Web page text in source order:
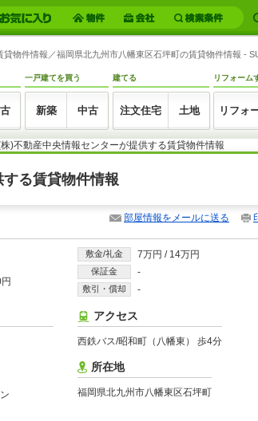
物件情報／福岡県北九州市八幡東区石坪町の賃貸物件情報 -
一戸建てを買う
新築 中古
建てる
注文住宅 土地
リフォーム
リフォ
)不動産中央情報センターが提供する賃貸物件情報
る賃貸物件情報
部屋情報をメールに送る
敷金/礼金 7万円 / 14万円
保証金 -
敷引・償却 -
アクセス
西鉄バス/昭和町（八幡東） 歩4分
所在地
福岡県北九州市八幡東区石坪町